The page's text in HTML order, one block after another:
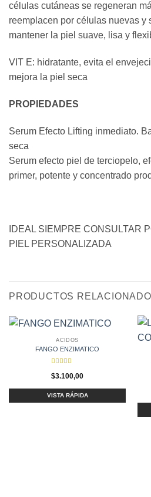
células cutáneas se regeneran
reemplacen por células nuevas y
mantener la piel suave, lisa y
VIT E: hidratante, evita el
mejora la piel seca
PROPIEDADES
Serum Efecto Lifting inmediato.
seca
Serum efecto piel de terciopelo,
primer, potente y concentrado
IDEAL SIEMPRE CONSULTAR
PIEL PERSONALIZADA
PRODUCTOS
VISTA RÁPIDA
ACIDOS
FANGO ENZIMATICO
con4.92
$3.100,00